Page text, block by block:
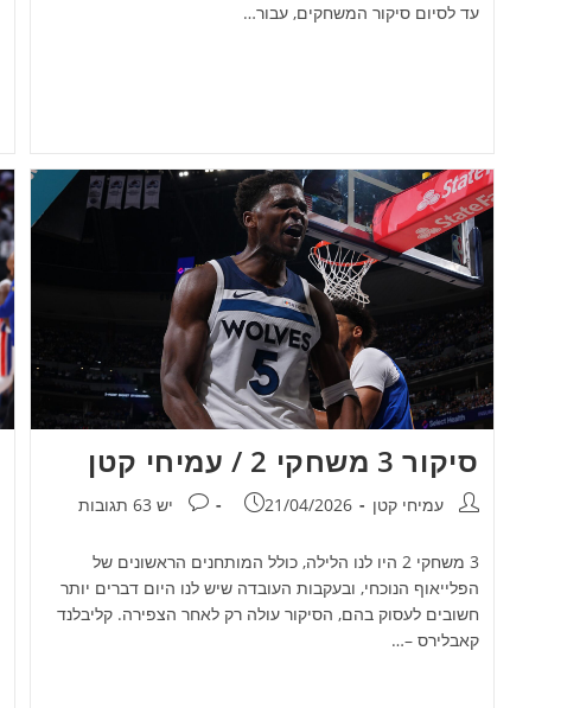
עד לסיום סיקור המשחקים, עבור…
סיקור 3 משחקי 2 / עמיחי קטן
מחבר:עמיחי קטן פורסם:
21/04/2026 תגובות:
יש 63 תגובות
3 משחקי 2 היו לנו הלילה, כולל המותחנים הראשונים של
הפלייאוף הנוכחי, ובעקבות העובדה שיש לנו היום דברים יותר
חשובים לעסוק בהם, הסיקור עולה רק לאחר הצפירה. קליבלנד
קאבלירס –…